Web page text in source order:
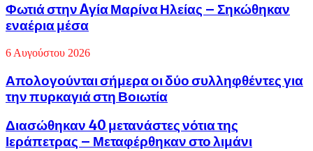
Φωτιά στην Aγία Μαρίνα Ηλείας – Σηκώθηκαν
εναέρια μέσα
6 Αυγούστου 2026
Απολογούνται σήμερα οι δύο συλληφθέντες για
την πυρκαγιά στη Βοιωτία
Διασώθηκαν 40 μετανάστες νότια της
Ιεράπετρας – Μεταφέρθηκαν στο λιμάνι